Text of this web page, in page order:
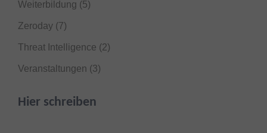
Weiterbildung (5)
Zeroday (7)
Threat Intelligence (2)
Veranstaltungen (3)
Hier schreiben